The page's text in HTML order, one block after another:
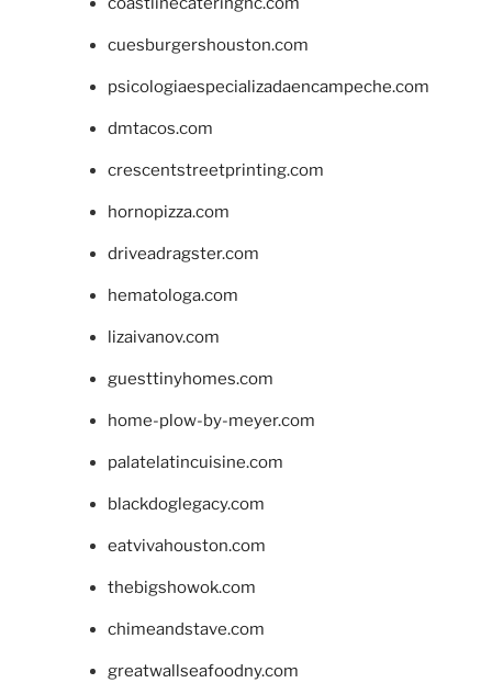
cuesburgershouston.com
psicologiaespecializadaencampeche.com
dmtacos.com
crescentstreetprinting.com
hornopizza.com
driveadragster.com
hematologa.com
lizaivanov.com
guesttinyhomes.com
home-plow-by-meyer.com
palatelatincuisine.com
blackdoglegacy.com
eatvivahouston.com
thebigshowok.com
chimeandstave.com
greatwallseafoodny.com